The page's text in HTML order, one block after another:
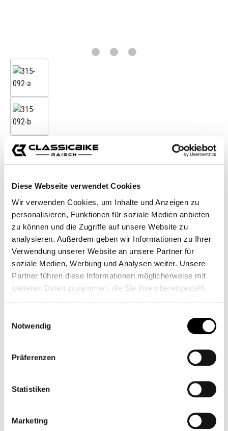
Diese Webseite verwendet Cookies
Wir verwenden Cookies, um Inhalte und Anzeigen zu
personalisieren, Funktionen für soziale Medien anbieten
zu können und die Zugriffe auf unsere Website zu
analysieren. Außerdem geben wir Informationen zu Ihrer
Verwendung unserer Website an unsere Partner für
soziale Medien, Werbung und Analysen weiter. Unsere
Partner führen diese Informationen möglicherweise mit
weiteren Daten zusammen, die Sie ihnen bereitgestellt
Notwendig
Präferenzen
Statistiken
Marketing
Accessories
Rizoma Grip Adapter R9T
€46.00*
€39.95*
Prices incl. VAT plus shipping costs
Reset selection
item number: